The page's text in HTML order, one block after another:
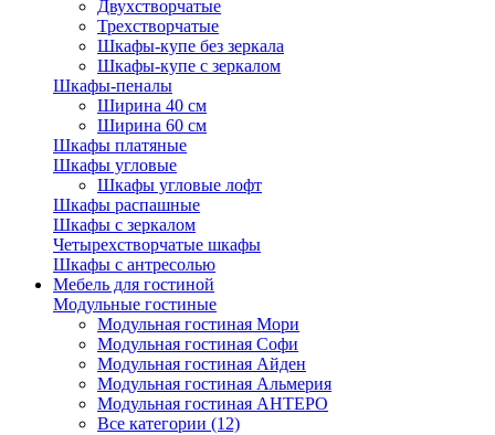
Двухстворчатые
Трехстворчатые
Шкафы-купе без зеркала
Шкафы-купе с зеркалом
Шкафы-пеналы
Ширина 40 см
Ширина 60 см
Шкафы платяные
Шкафы угловые
Шкафы угловые лофт
Шкафы распашные
Шкафы с зеркалом
Четырехстворчатые шкафы
Шкафы с антресолью
Мебель для гостиной
Модульные гостиные
Модульная гостиная Мори
Модульная гостиная Софи
Модульная гостиная Айден
Модульная гостиная Альмерия
Модульная гостиная АНТЕРО
Все категории (12)